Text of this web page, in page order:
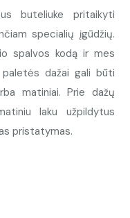
buteliuke pritaikyti
specialių įgūdžių.
spalvos kodą ir mes
paletės dažai gali būti
matiniai. Prie dažų
laku užpildytus
pristatymas.